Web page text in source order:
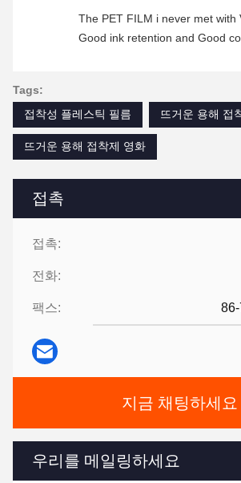
접촉
접촉:
전화:
팩스:
지금 채팅하세요
우리를 메일링하세요
The PET FILM i never met with
Good ink retention and Good
Tags:
접착성 플레스틱 필름
뜨거운 용해 접
뜨거운 용해 접착제 영화